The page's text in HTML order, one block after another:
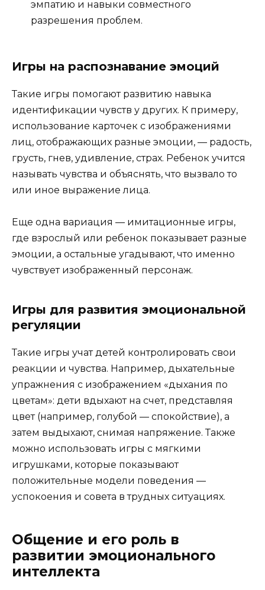
эмпатию и навыки совместного
разрешения проблем.
Игры на распознавание эмоций
Такие игры помогают развитию навыка
идентификации чувств у других. К примеру,
использование карточек с изображениями
лиц, отображающих разные эмоции, — радость,
грусть, гнев, удивление, страх. Ребенок учится
называть чувства и объяснять, что вызвало то
или иное выражение лица.
Еще одна вариация — имитационные игры,
где взрослый или ребенок показывает разные
эмоции, а остальные угадывают, что именно
чувствует изображенный персонаж.
Игры для развития эмоциональной
регуляции
Такие игры учат детей контролировать свои
реакции и чувства. Например, дыхательные
упражнения с изображением «дыхания по
цветам»: дети вдыхают на счет, представляя
цвет (например, голубой — спокойствие), а
затем выдыхают, снимая напряжение. Также
можно использовать игры с мягкими
игрушками, которые показывают
положительные модели поведения —
успокоения и совета в трудных ситуациях.
Общение и его роль в
развитии эмоционального
интеллекта